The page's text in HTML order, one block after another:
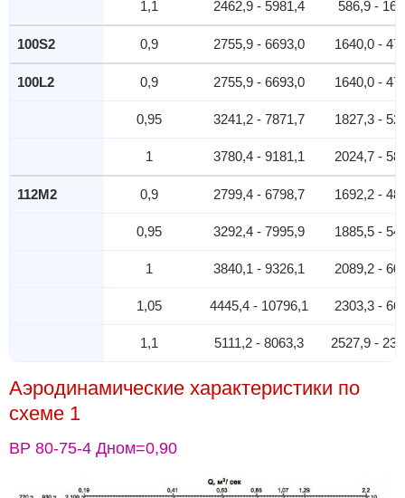
1,1 2462,9 - 5981,4 586,9 -
100S2 0,9 2755,9 - 6693,0 1640,0 -
100L2 0,9 2755,9 - 6693,0 1640,0 -
0,95 3241,2 - 7871,7 1827,3 -
1 3780,4 - 9181,1 2024,7 -
112M2 0,9 2799,4 - 6798,7 1692,2 -
0,95 3292,4 - 7995,9 1885,5 -
1 3840,1 - 9326,1 2089,2 -
1,05 4445,4 - 10796,1 2303,3 -
1,1 5111,2 - 8063,3 2527,9 -
Аэродинамические характеристики по
схеме 1
ВР 80-75-4 Дном=0,90